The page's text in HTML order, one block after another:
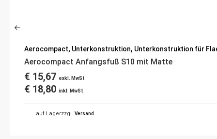
Aerocompact, Unterkonstruktion, Unterkonstruktion für
Aerocompact Anfangsfuß S10 mit Matte
€ 15,67 exkl. MwSt
€ 18,80 inkl. MwSt
auf Lagerzzgl. Versand